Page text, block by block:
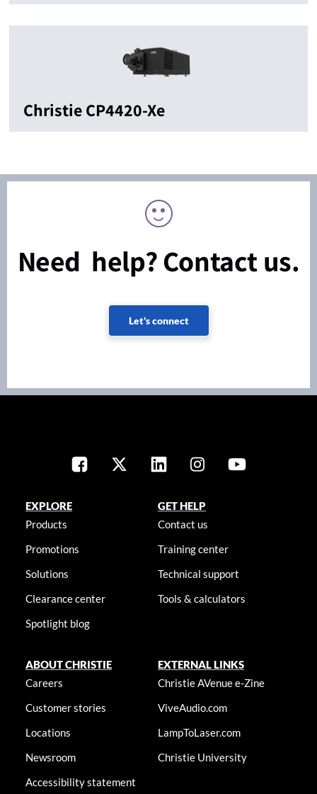
Christie CP4420-Xe
Need help? Contact us.
Let's connect
EXPLORE
Products
Promotions
Solutions
Clearance center
Spotlight blog
GET HELP
Contact us
Training center
Technical support
Tools & calculators
ABOUT CHRISTIE
Careers
Customer stories
Locations
Newsroom
Accessibility statement
EXTERNAL LINKS
Christie AVenue e-Zine
ViveAudio.com
LampToLaser.com
Christie University